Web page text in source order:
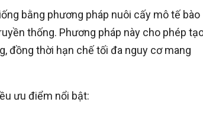
bằng phương pháp nuôi cấy mô tế bào
thống. Phương pháp này cho phép
đồng thời hạn chế tối đa nguy cơ mang
ưu điểm nổi bật: